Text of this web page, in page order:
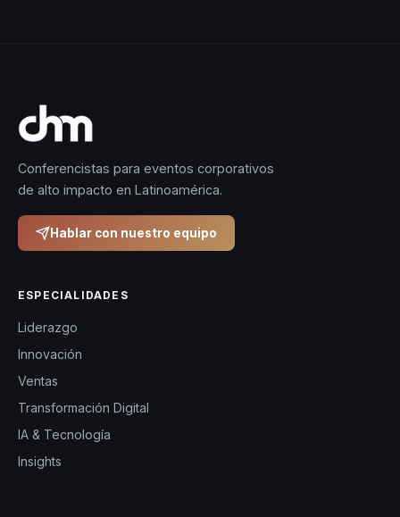
Conferencistas para eventos corporativos
de alto impacto en Latinoamérica.
Hablar con nuestro equipo
ESPECIALIDADES
Liderazgo
Innovación
Ventas
Transformación Digital
IA & Tecnología
Insights